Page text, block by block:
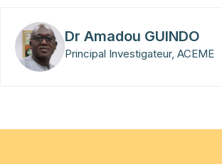
Dr Amadou GUINDO
Principal Investigateur, ACEME